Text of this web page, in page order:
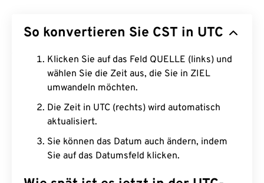
So konvertieren Sie CST in UTC
Klicken Sie auf das Feld QUELLE (links) und
wählen Sie die Zeit aus, die Sie in ZIEL
umwandeln möchten.
Die Zeit in UTC (rechts) wird automatisch
aktualisiert.
Sie können das Datum auch ändern, indem
Sie auf das Datumsfeld klicken.